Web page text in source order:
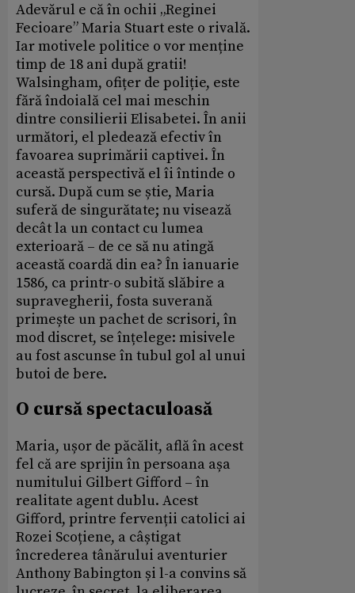
Adevărul e că în ochii „Reginei
Fecioare” Maria Stuart este o rivală.
Iar motivele politice o vor menține
timp de 18 ani după gratii!
Walsingham, ofițer de poliție, este
fără îndoială cel mai meschin
dintre consilierii Elisabetei. În anii
următori, el pledează efectiv în
favoarea suprimării captivei. În
această perspectivă el îi întinde o
cursă. După cum se știe, Maria
suferă de singurătate; nu visează
decât la un contact cu lumea
exterioară – de ce să nu atingă
această coardă din ea? În ianuarie
1586, ca printr-o subită slăbire a
supravegherii, fosta suverană
primește un pachet de scrisori, în
mod discret, se înțelege: misivele
au fost ascunse în tubul gol al unui
butoi de bere.
O cursă spectaculoasă
Maria, ușor de păcălit, află în acest
fel că are sprijin în persoana așa
numitului Gilbert Gifford – în
realitate agent dublu. Acest
Gifford, printre fervenții catolici ai
Rozei Scoțiene, a câștigat
încrederea tânărului aventurier
Anthony Babington și l-a convins să